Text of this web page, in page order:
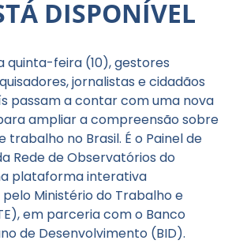
DISPONÍVEL
quinta-feira (10), gestores
jornalistas e cidadãos
passam a contar com uma nova
ampliar a compreensão sobre
trabalho no Brasil. É o Painel de
Rede de Observatórios do
plataforma interativa
Ministério do Trabalho e
em parceria com o Banco
de Desenvolvimento (BID).